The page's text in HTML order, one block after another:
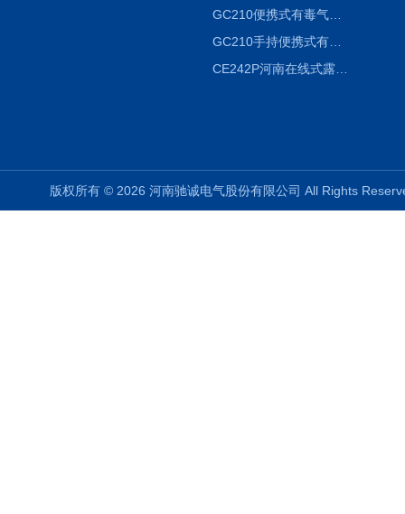
GC210便携式有毒气体浓度探测器氨气检测仪养殖场
GC210手持便携式有毒CL2气体探测器氯气检测仪
CE242P河南在线式露点仪
版权所有 © 2026 河南驰诚电气股份有限公司 All Rights